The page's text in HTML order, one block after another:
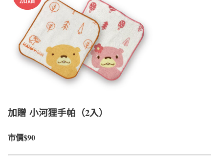
加贈 小河狸手帕（2入）
市價$90